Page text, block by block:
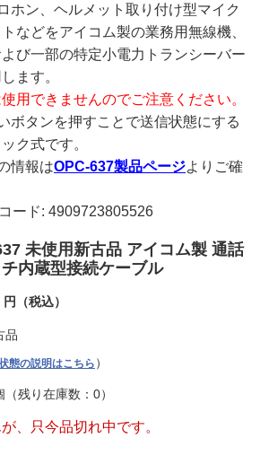
ホン、ヘルメット取り付け型マイク
などをアイコム製の業務用無線機、
び一部の特定小電力トランシーバー
ます。
用できませんのでご注意ください。
ボタンを押すことで送信状態にする
ク式です。
情報はOPC-637製品ページよりご確
ード: 4909723805526
未使用新古品 アイコム製 通話
内蔵型接続ケーブル
円（税込）
品
態の説明はこちら ）
（残り在庫数：0）
、只今品切れ中です。